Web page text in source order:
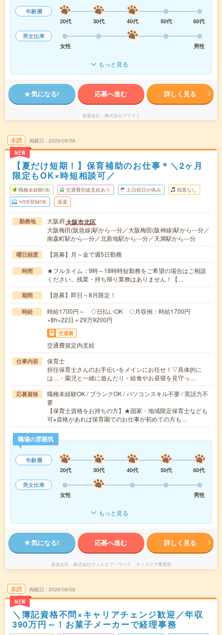
年齢層
20代
30代 40代 50代
60代
男女比率
女性
男性
もっと見る
気になる! 応募へ進む 詳しく見る
派遣会社 株式会社グラスト
未読
NEW
掲載日 2026/08/08
【夏だけ短期！】保育補助のお仕事＊＼2ヶ月
限定もOK×時短相談可／
職種未経験OK 交通費別途支給あり 土日祝日が休み 残業なし
WEB登録OK 派遣
勤務地 大阪府大阪市北区
大阪梅田(阪急線)駅から---分／大阪梅田(阪神線)駅から---分／
南森町駅から---分／北新地駅から---分／天満駅から---分
曜日頻度 【急募】月～金で週5日勤務
時間
★フルタイム：9時～18時時短勤務をご希望の場合はご相談
ください。残業・持ち帰り業務はありません！【…
期間 【急募】即日～8月限定！
時給
時給1700円～ ◇日払いOK ◇月収例：時給1700円
×8h×22日＝29万9200円
交通費
交通費規定内支給
仕事内容
保育士
担任保育士さんのお手伝いをメインにお任せ！▽具体的に
は…・園児と一緒に遊んだり・給食やお昼寝を見守っ…
応募資格
職種未経験OK / ブランクOK / パソコンスキル不要 / 英語力不
要
【保育士資格をお持ちの方】★国家・地域限定保育士なども
可※資格があれば保育園でのお仕事が初めての方も…
職場の雰囲気
年齢層
20代
30代 40代 50代
60代
男女比率
女性
男性
もっと見る
気になる! 応募へ進む 詳しく見る
派遣会社 株式会社ウィルオブ・ワーク キッズケア事業部
未読
NEW
掲載日 2026/08/08
＼簿記資格不問×キャリアチェンジ歓迎／年収
390万円～！お菓子メーカーで経理事務